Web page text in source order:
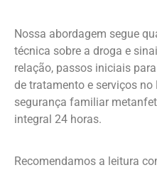
Nossa abordagem segue
técnica sobre a droga e
relação, passos iniciais
de tratamento e serviços
segurança familiar
integral 24 horas.
Recomendamos a leitura